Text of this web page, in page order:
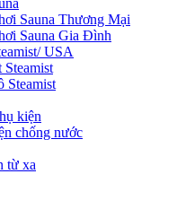
Sauna Thương Mại
Sauna Gia Đình
USA
Steamist
kiện
chống nước
từ xa